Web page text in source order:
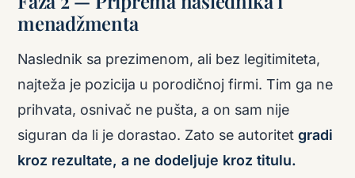
menadžmenta
Naslednik sa prezimenom, ali bez legitimiteta,
najteža je pozicija u porodičnoj firmi. Tim ga ne
prihvata, osnivač ne pušta, a on sam nije
siguran da li je dorastao. Zato se autoritet gradi
kroz rezultate, a ne dodeljuje kroz titulu.